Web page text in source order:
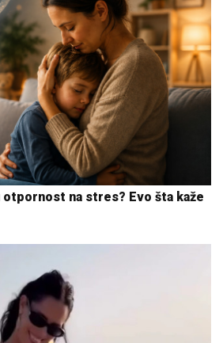
otpornost na stres? Evo šta kaže